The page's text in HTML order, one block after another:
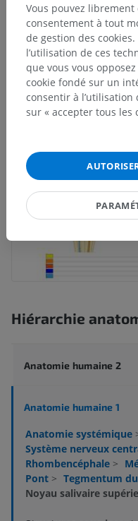
Hiérarchie
Anatomie humaine 2
Anatomie humaine 1
Anatomie systémique
Système nerveux
Rhombencéphale >
Pont > Tegmentum
Noyau salivaire
Vous pouvez
consentement à tout
de gestion des
l’utilisation de ces
que vous vous
cookie fondé sur un
consentir à
sur « accepter tous les